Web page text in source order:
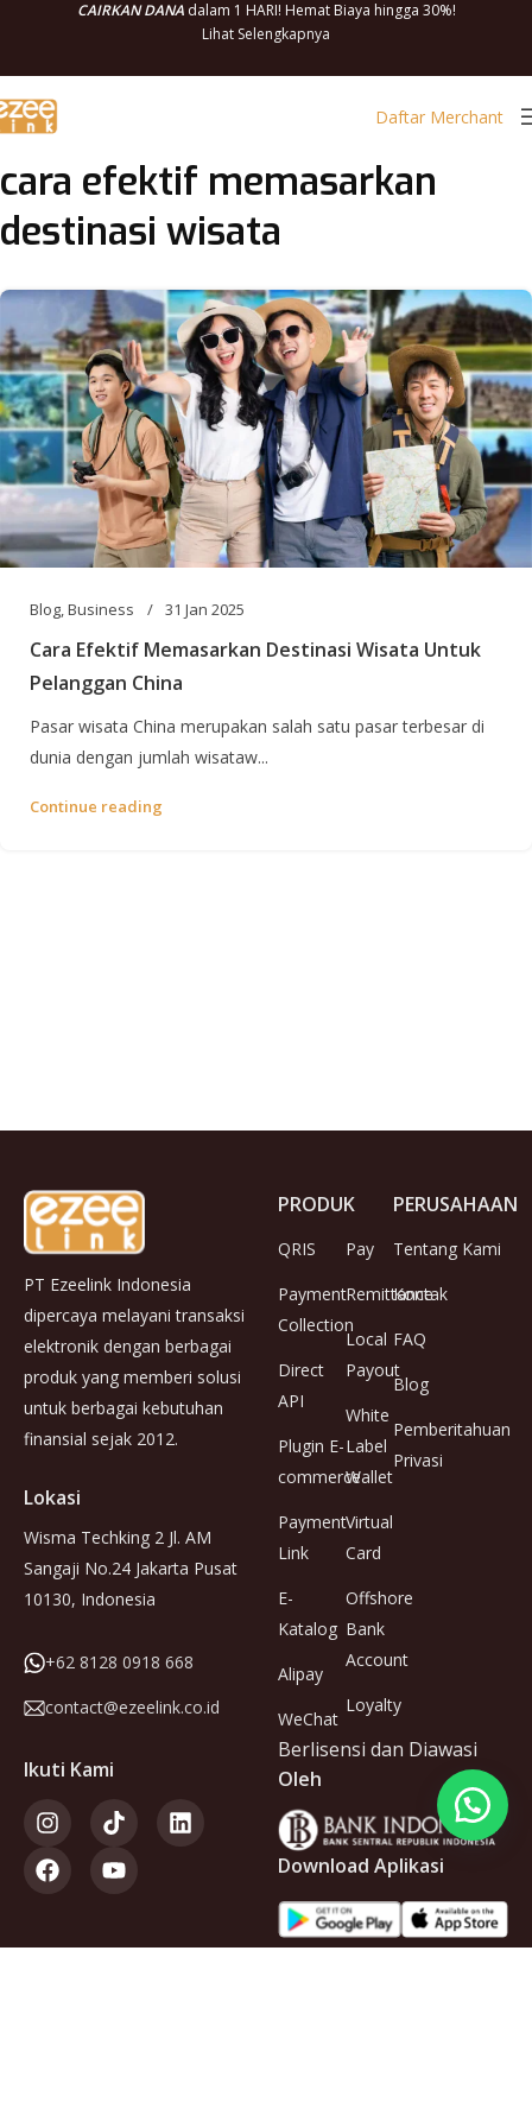
CAIRKAN DANAdalam 1 HARI! Hemat Biaya hingga 30%!
Lihat Selengkapnya
Daftar Merchant
cara efektif memasarkan
destinasi wisata
Blog,Business 31 Jan 2025
Cara Efektif Memasarkan Destinasi Wisata Untuk
Pelanggan China
Pasar wisata China merupakan salah satu pasar terbesar di
dunia dengan jumlah wisataw...
Continue reading
PT Ezeelink Indonesia
dipercaya melayani transaksi
elektronik dengan berbagai
produk yang memberi solusi
untuk berbagai kebutuhan
finansial sejak 2012.
Lokasi
Wisma Techking 2 Jl. AM
Sangaji No.24 Jakarta Pusat
10130, Indonesia
+62 8128 0918 668
contact@ezeelink.co.id
Ikuti Kami
PRODUK
QRIS
Payment
Collection
Direct
API
Plugin E-
commerce
Payment
Link
E-
Katalog
Alipay
WeChat
Pay
Remittance
Local
Payout
White
Label
Wallet
Virtual
Card
Offshore
Bank
Account
Loyalty
PERUSAHAAN
Tentang Kami
Kontak
FAQ
Blog
Pemberitahuan
Privasi
Berlisensi dan Diawasi
Oleh
Download Aplikasi